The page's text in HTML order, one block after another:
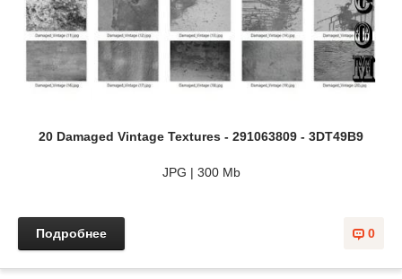
20 Damaged Vintage Textures - 291063809 - 3DT49B9
JPG | 300 Mb
0
Подробнее